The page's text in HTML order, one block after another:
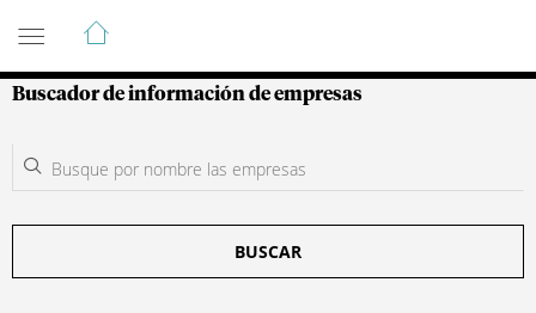
Guía de Empresas Colombianas
Buscador de información de empresas
BUSCAR